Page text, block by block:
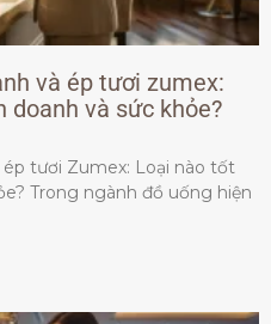
và ép tươi zumex:
doanh và sức khỏe?
tươi Zumex: Loại nào tốt
Trong ngành đồ uống hiện